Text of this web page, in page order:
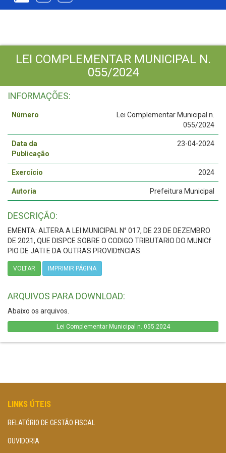
LEI COMPLEMENTAR MUNICIPAL N.
055/2024
INFORMAÇÕES:
Número
Lei Complementar Municipal n.
055/2024
Data da
Publicação
23-04-2024
Exercício 2024
Autoria Prefeitura Municipal
DESCRIÇÃO:
EMENTA: ALTERA A LEI MUNICIPAL N° 017, DE 23 DE DEZEMBRO
DE 2021, QUE DISPCE SOBRE O CODIGO TRIBUTARIO DO MUNICf
PIO DE JATI E DA OUTRAS PROVIDtNCIAS.
VOLTAR IMPRIMIR PÁGINA
ARQUIVOS PARA DOWNLOAD:
Abaixo os arquivos.
Lei Complementar Municipal n. 055.2024
LINKS ÚTEIS
RELATÓRIO DE GESTÃO FISCAL
OUVIDORIA